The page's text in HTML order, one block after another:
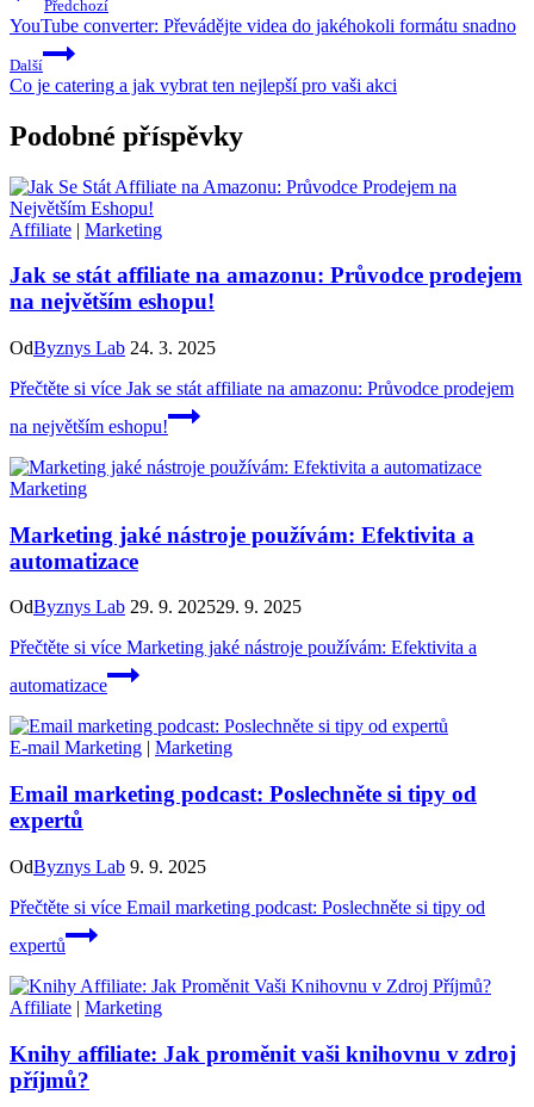
Předchozí
YouTube converter: Převádějte videa do jakéhokoli formátu snadno
Další
Co je catering a jak vybrat ten nejlepší pro vaši akci
Podobné příspěvky
Affiliate | Marketing
Jak se stát affiliate na amazonu: Průvodce prodejem
na největším eshopu!
OdByznys Lab 24. 3. 2025
Přečtěte si více Jak se stát affiliate na amazonu: Průvodce prodejem
na největším eshopu!
Marketing
Marketing jaké nástroje používám: Efektivita a
automatizace
OdByznys Lab 29. 9. 202529. 9. 2025
Přečtěte si více Marketing jaké nástroje používám: Efektivita a
automatizace
E-mail Marketing | Marketing
Email marketing podcast: Poslechněte si tipy od
expertů
OdByznys Lab 9. 9. 2025
Přečtěte si více Email marketing podcast: Poslechněte si tipy od
expertů
Affiliate | Marketing
Knihy affiliate: Jak proměnit vaši knihovnu v zdroj
příjmů?